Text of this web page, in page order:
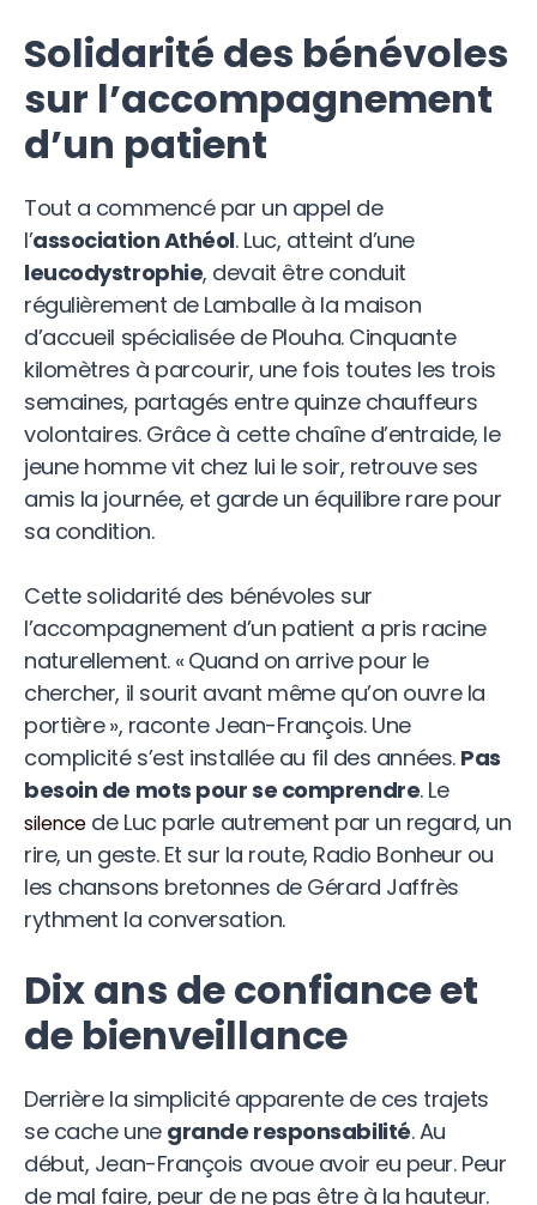
Solidarité des bénévoles
sur l’accompagnement
d’un patient
Tout a commencé par un appel de
l’association Athéol. Luc, atteint d’une
leucodystrophie, devait être conduit
régulièrement de Lamballe à la maison
d’accueil spécialisée de Plouha. Cinquante
kilomètres à parcourir, une fois toutes les trois
semaines, partagés entre quinze chauffeurs
volontaires. Grâce à cette chaîne d’entraide, le
jeune homme vit chez lui le soir, retrouve ses
amis la journée, et garde un équilibre rare pour
sa condition.
Cette solidarité des bénévoles sur
l’accompagnement d’un patient a pris racine
naturellement. « Quand on arrive pour le
chercher, il sourit avant même qu’on ouvre la
portière », raconte Jean-François. Une
complicité s’est installée au fil des années. Pas
besoin de mots pour se comprendre. Le
silencede Luc parle autrement par un regard, un
rire, un geste. Et sur la route, Radio Bonheur ou
les chansons bretonnes de Gérard Jaffrès
rythment la conversation.
Dix ans de confiance et
de bienveillance
Derrière la simplicité apparente de ces trajets
se cache une grande responsabilité. Au
début, Jean-François avoue avoir eu peur. Peur
de mal faire, peur de ne pas être à la hauteur.